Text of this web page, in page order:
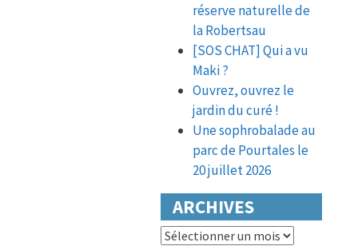
réserve naturelle de
la Robertsau
[SOS CHAT] Qui a vu
Maki ?
Ouvrez, ouvrez le
jardin du curé !
Une sophrobalade au
parc de Pourtales le
20 juillet 2026
ARCHIVES
Archives